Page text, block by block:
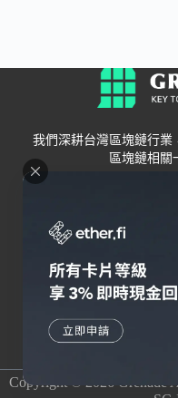
我們深耕台灣區塊鏈行業
區塊鏈相關
Grenade
關於我們
聯絡我們
Copyright © 2026 Grenade